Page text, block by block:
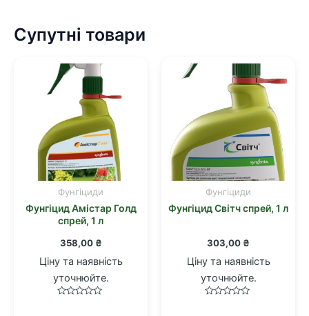
Супутні товари
Фунгіциди
Фунгіцид Амістар Голд
спрей, 1 л
358,00 ₴
Ціну та наявність
уточнюйте.
Фунгіциди
Фунгіцид Світч спрей, 1 л
303,00 ₴
Ціну та наявність
уточнюйте.